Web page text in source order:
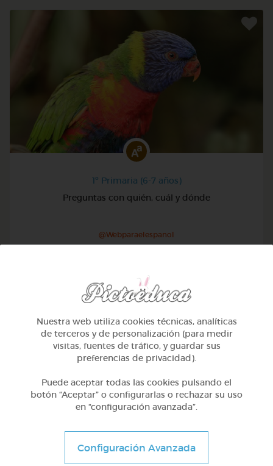
1º Primaria (6-7 años)
Preguntas con quién, cuál y dónde
@Webparaelespanol
Preguntas con qué
Nuestra web utiliza cookies técnicas, analíticas
de terceros y de personalización (para medir
visitas, fuentes de tráfico, y guardar sus
preferencias de privacidad).
Puede aceptar todas las cookies pulsando el
botón “Aceptar” o configurarlas o rechazar su uso
en “configuración avanzada”.
Configuración Avanzada